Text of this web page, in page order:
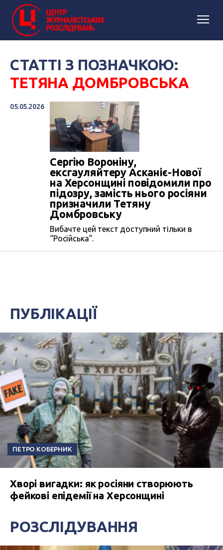
СТАТТІ З ПОЗНАЧКОЮ:
ТЕТЯНА ДОМБРОВСЬКА
05.05.2026
Сергію Вороніну,
ексгауляйтеру Асканіє-Нової
на Херсонщині повідомили про
підозру, замість нього росіяни
призначили Тетяну
Домбровську
Вибачте цей текст доступний тільки в
“Російська”.
ПУБЛІКАЦІЇ
ПЕТРО КОБЕРНИК
Хворі вигадки: як росіяни створюють
фейкові епідемії на Херсонщині
РОЗСЛІДУВАННЯ